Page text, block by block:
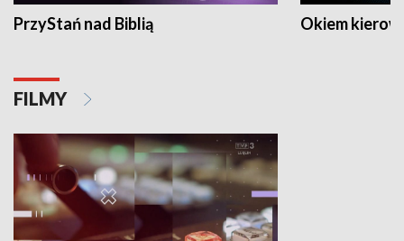
PrzyStań nad Biblią Okiem
FILMY